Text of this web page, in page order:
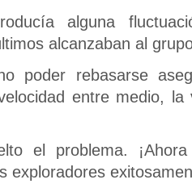
alguna
alcanzaban al
poder rebasarse
entre medio, la
el problema.
exploradores